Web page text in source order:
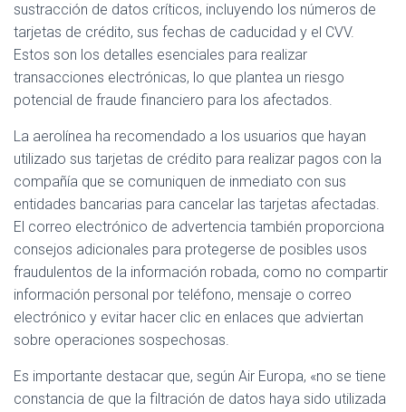
sustracción de datos críticos, incluyendo los números de
tarjetas de crédito, sus fechas de caducidad y el CVV.
Estos son los detalles esenciales para realizar
transacciones electrónicas, lo que plantea un riesgo
potencial de fraude financiero para los afectados.
La aerolínea ha recomendado a los usuarios que hayan
utilizado sus tarjetas de crédito para realizar pagos con la
compañía que se comuniquen de inmediato con sus
entidades bancarias para cancelar las tarjetas afectadas.
El correo electrónico de advertencia también proporciona
consejos adicionales para protegerse de posibles usos
fraudulentos de la información robada, como no compartir
información personal por teléfono, mensaje o correo
electrónico y evitar hacer clic en enlaces que adviertan
sobre operaciones sospechosas.
Es importante destacar que, según Air Europa, «no se tiene
constancia de que la filtración de datos haya sido utilizada